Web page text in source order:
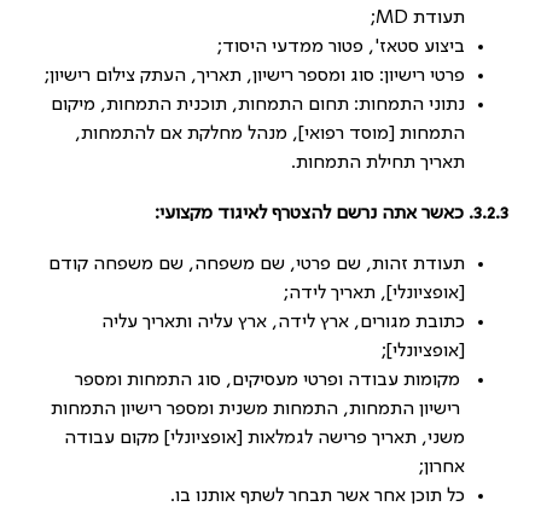
תעודת MD;
ביצוע סטאז', פטור ממדעי היסוד;
פרטי רישיון: סוג ומספר רישיון, תאריך, העתק צילום רישיון;
נתוני התמחות: תחום התמחות, תוכנית התמחות, מיקום
התמחות [מוסד רפואי], מנהל מחלקת אם להתמחות,
תאריך תחילת התמחות.
3.2.3. כאשר אתה נרשם להצטרף לאיגוד מקצועי:
תעודת זהות, שם פרטי, שם משפחה, שם משפחה קודם
[אופציונלי], תאריך לידה;
כתובת מגורים, ארץ לידה, ארץ עליה ותאריך עליה
[אופציונלי];
מקומות עבודה ופרטי מעסיקים, סוג התמחות ומספר
רישיון התמחות, התמחות משנית ומספר רישיון התמחות
משני, תאריך פרישה לגמלאות [אופציונלי] מקום עבודה
אחרון;
כל תוכן אחר אשר תבחר לשתף אותנו בו.